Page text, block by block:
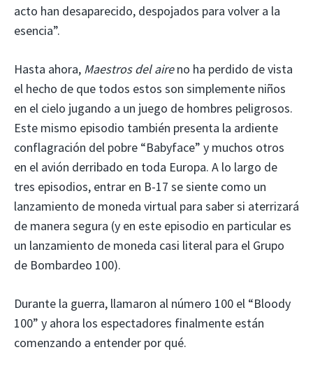
acto han desaparecido, despojados para volver a la
esencia”.
Hasta ahora, Maestros del aireno ha perdido de vista
el hecho de que todos estos son simplemente niños
en el cielo jugando a un juego de hombres peligrosos.
Este mismo episodio también presenta la ardiente
conflagración del pobre “Babyface” y muchos otros
en el avión derribado en toda Europa. A lo largo de
tres episodios, entrar en B-17 se siente como un
lanzamiento de moneda virtual para saber si aterrizará
de manera segura (y en este episodio en particular es
un lanzamiento de moneda casi literal para el Grupo
de Bombardeo 100).
Durante la guerra, llamaron al número 100 el “Bloody
100” y ahora los espectadores finalmente están
comenzando a entender por qué.